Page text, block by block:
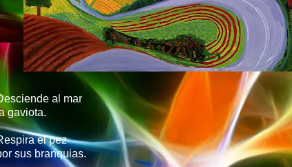
al mar
gaviota.
el pez
sus branquias.